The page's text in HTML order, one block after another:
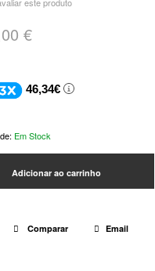
€
46,34€
Em Stock
Adicionar ao carrinho
Comparar Email